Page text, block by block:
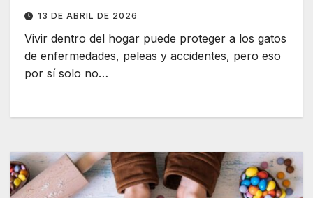
13 DE ABRIL DE 2026
Vivir dentro del hogar puede proteger a los gatos
de enfermedades, peleas y accidentes, pero eso
por sí solo no…